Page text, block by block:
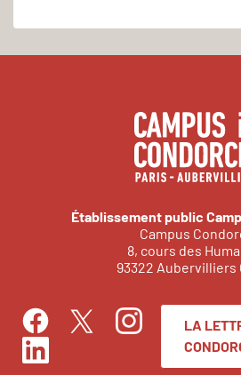
Établissement public
Campus
8, cours des
93322 Aubervilliers
FacebookTwitterInstagram
LinkedIn
LA